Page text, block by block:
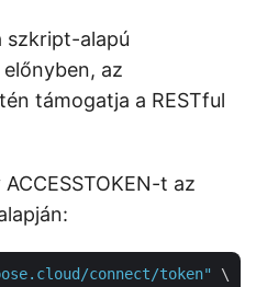
szkript-alapú
az
támogatja a RESTful
t az
connect/token"
\